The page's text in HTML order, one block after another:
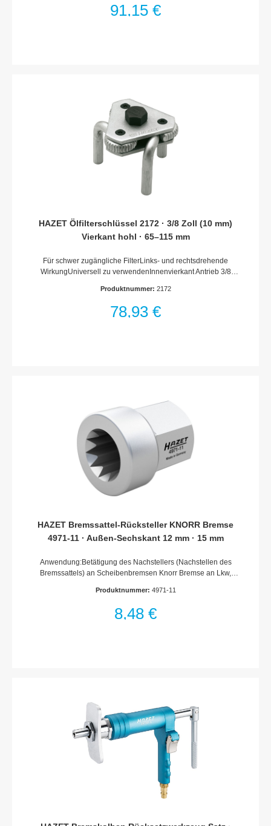
Konen mit Funktions- 17–31 / 24–39 / 34–50 mmMade In
91,15 €
HAZET Ölfilterschlüssel 2172 · 3/8 Zoll (10 mm)
Vierkant hohl · 65–115 mm
Für schwer zugängliche FilterLinks- und rechtsdrehende
WirkungUniversell zu verwendenInnenvierkant Antrieb 3/8
AusführungOberfläche: verzinktMade in GermanyAntrieb: 3/8
mmNetto-Gewicht (kg): 0.51 kg
Produktnummer: 2172
78,93 €
HAZET Bremssattel-Rücksteller KNORR Bremse
4971-11 · Außen-Sechskant 12 mm · 15 mm
Anwendung:Betätigung des Nachstellers (Nachstellen des
Bremssattels) an Scheibenbremsen Knorr Bremse an Lkw,
Nachstellen mit Steckschlüssel Schlüsselweite
Außen-Sechskant 12 mmAbmessungen / Länge: 18
Produktnummer: 4971-11
8,48 €